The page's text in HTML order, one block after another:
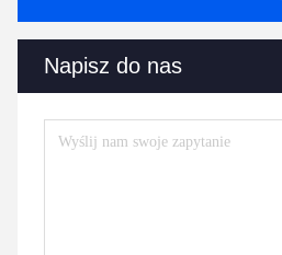
Napisz do nas